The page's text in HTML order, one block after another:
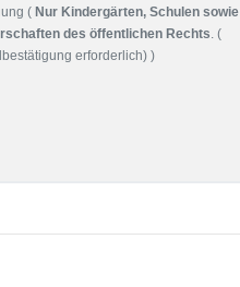
( Nur Kindergärten, Schulen sowie
des öffentlichen Rechts. (
erforderlich) )